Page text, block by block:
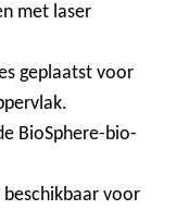
met laser
geplaatst voor
BioSphere-bio-
beschikbaar voor